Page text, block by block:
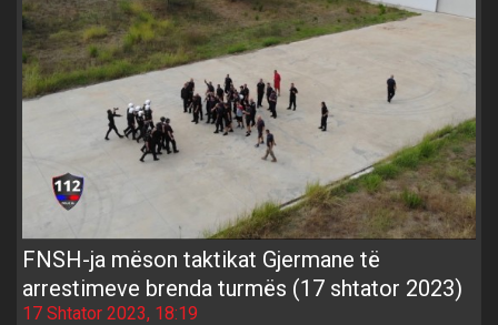
FNSH-ja mëson taktikat Gjermane të
arrestimeve brenda turmës (17 shtator 2023)
17 Shtator 2023, 18:19